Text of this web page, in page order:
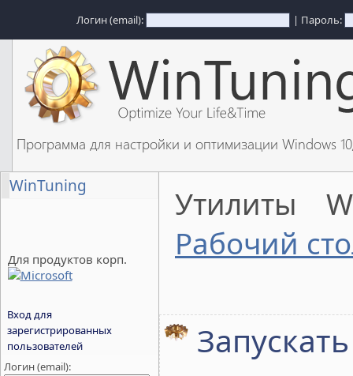
Логин (email): | Пароль:
Программа для настройки и оптимизации Windows
WinTuning
Для продуктов корп.
Вход для
зарегистрированных
пользователей
Логин (email):
Утилиты
Рабочий